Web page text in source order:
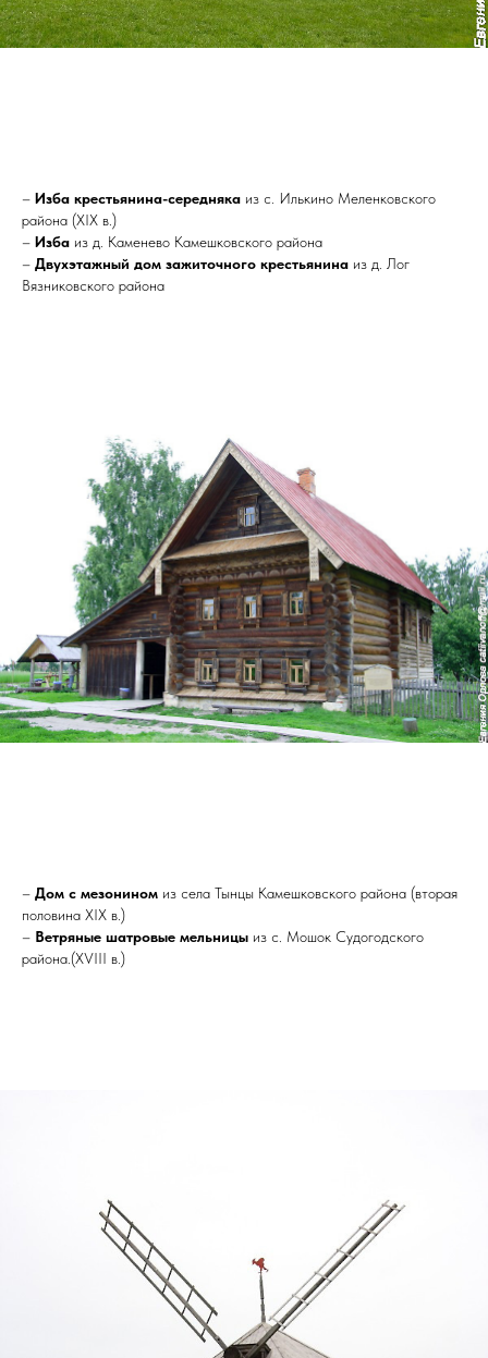
– Изба крестьянина-середняка из с. Илькино Меленковского
района (XIX в.)
– Изба из д. Каменево Камешковского района
– Двухэтажный дом зажиточного крестьянина из д. Лог
Вязниковского района
– Дом с мезонином из села Тынцы Камешковского района (вторая
половина XIX в.)
– Ветряные шатровые мельницы из с. Мошок Судогодского
района.(XVIII в.)